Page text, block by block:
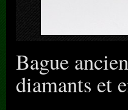
Bague
diamants et